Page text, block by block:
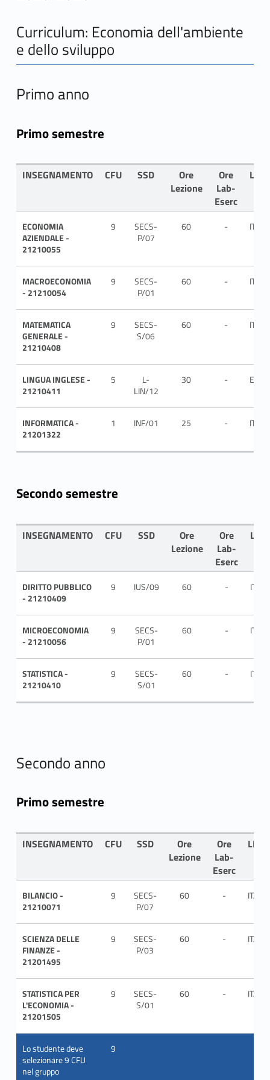
Curriculum: Economia dell'ambiente
e dello sviluppo
Primo anno
Primo semestre
INSEGNAMENTO CFU SSD
Ore
Lezione
Ore
Lab-
Eserc
ECONOMIA
AZIENDALE -
21210055
9
SECS-
P/07
60 - ITA
MACROECONOMIA
- 21210054
9
SECS-
P/01
60 - ITA
MATEMATICA
GENERALE -
21210408
9
SECS-
S/06
60 - ITA
LINGUA INGLESE -
21210411
5
L-
LIN/12
30 - ENG
INFORMATICA -
21201322
1 INF/01 25 - ITA
Secondo semestre
INSEGNAMENTO CFU SSD
Ore
Lezione
Ore
Lab-
Eserc
DIRITTO PUBBLICO
- 21210409
9 IUS/09 60 - ITA
MICROECONOMIA
- 21210056
9
SECS-
P/01
60 - ITA
STATISTICA -
21210410
9
SECS-
S/01
60 - ITA
Secondo anno
Primo semestre
INSEGNAMENTO CFU SSD
Ore
Lezione
Ore
Lab-
Eserc
BILANCIO -
21210071
9
SECS-
P/07
60 - ITA
SCIENZA DELLE
FINANZE -
21201495
9
SECS-
P/03
60 - ITA
STATISTICA PER
L'ECONOMIA -
21201505
9
SECS-
S/01
60 - ITA
Lo studente deve
selezionare 9 CFU
nel gruppo
9